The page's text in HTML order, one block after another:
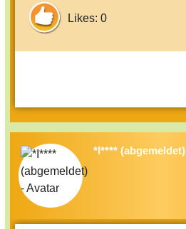
Likes: 0
*I**** (abgemeldet)